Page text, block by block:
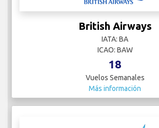
British Airways
IATA: BA
ICAO: BAW
18
Vuelos Semanales
Más información